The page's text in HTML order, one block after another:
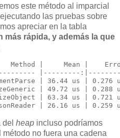
este método al imparcial
las pruebas sobre
apreciar en la tabla
más rápida, y además la que
|     Mean |    Error
|---------
| 36.44 us |
| 49.72 us |
| 63.34 us |
heap incluso podríamos
no fuera una cadena